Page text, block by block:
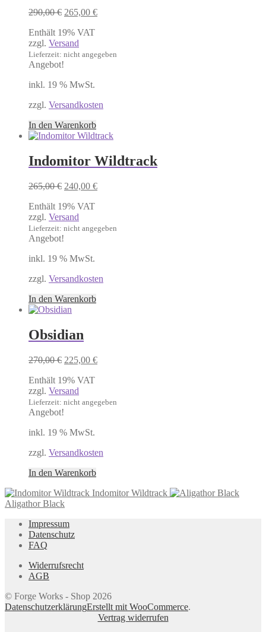
290,00€ Ursprünglicher
war:
290,00 €
265,00 €Aktueller
Enthält 19% VAT
zzgl. Versand
Lieferzeit: nicht angegeben
Angebot!
inkl. 19 % MwSt.
zzgl. Versandkosten
In den Warenkorb
Indomitor Wildtrack
265,00€ Ursprünglicher
war:
265,00 €
240,00 €Aktueller
Enthält 19% VAT
zzgl. Versand
Lieferzeit: nicht angegeben
Angebot!
inkl. 19 % MwSt.
zzgl. Versandkosten
In den Warenkorb
Obsidian
270,00€ Ursprünglicher
war:
270,00 €
225,00 €Aktueller
Enthält 19% VAT
zzgl. Versand
Lieferzeit: nicht angegeben
Angebot!
inkl. 19 % MwSt.
zzgl. Versandkosten
In den Warenkorb
Indomitor Wildtrack
Aligathor Black
Impressum
Datenschutz
FAQ
Widerrufsrecht
AGB
© Forge Works - Shop 2026
DatenschutzerklärungErstellt mit WooCommerce.
Vertrag widerrufen